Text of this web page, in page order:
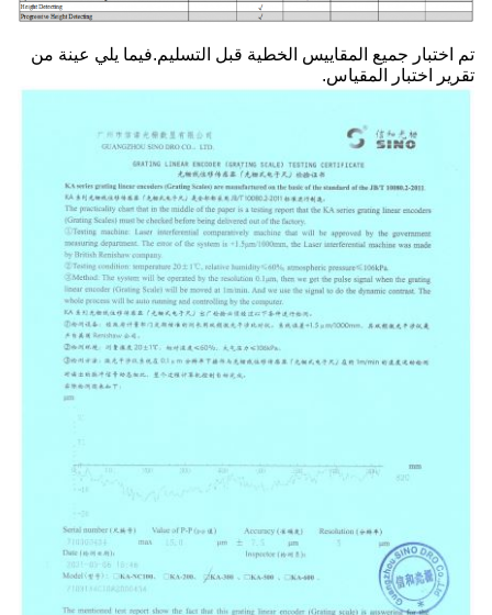
تم اختبار جميع المقاييس الخطية قبل التسليم.فيما يلي عينة من
تقرير اختبار المقياس.